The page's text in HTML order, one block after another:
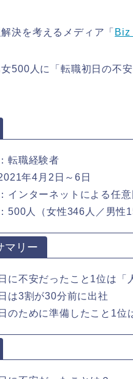
決を考えるメディア「 Biz
500人に「転職初日の不
転職経験者
年4月2日～6日
インターネットによる任意
500人（女性346人／男性
マリー
に不安だったこと1位は「
は3割が30分前に出社
のために準備したこと1位